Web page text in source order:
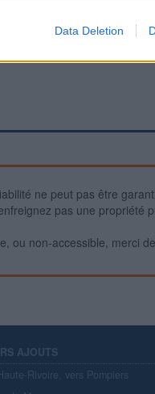
Data Deletion
ne peut pas être
pas une propriété
ou non-accessible, merci
AJOUTS
Rivoire, vers Pompiers